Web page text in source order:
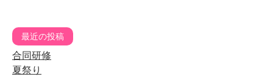
最近の投稿
合同研修
夏祭り